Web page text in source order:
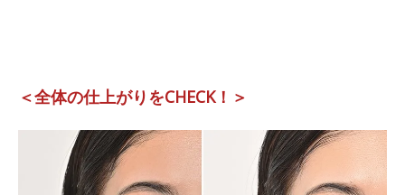
＜全体の仕上がりをCHECK！＞